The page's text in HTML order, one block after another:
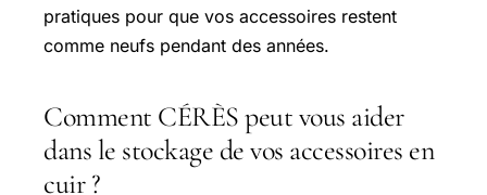
pratiques pour que vos accessoires restent
comme neufs pendant des années.
Comment CÉRÈS peut vous aider
dans le stockage de vos accessoires en
cuir ?